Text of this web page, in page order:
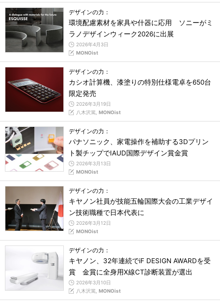
デザインの力：
環境配慮素材を家具や什器に応用 ソニーがミ
ラノデザインウィーク2026に出展
2026年4月3日
MONOist
デザインの力：
カシオ計算機、漆塗りの特別仕様電卓を650台
限定発売
2026年3月19日
八木沢篤, MONOist
デザインの力：
パナソニック、家電操作を補助する3Dプリン
ト製チップでIAUD国際デザイン賞金賞
2026年3月13日
MONOist
デザインの力：
キヤノン社員が技能五輪国際大会の工業デザイ
ン技術職種で日本代表に
2026年3月12日
MONOist
デザインの力：
キヤノン、32年連続でiF DESIGN AWARDを受
賞 金賞に全身用X線CT診断装置が選出
2026年3月10日
八木沢篤, MONOist